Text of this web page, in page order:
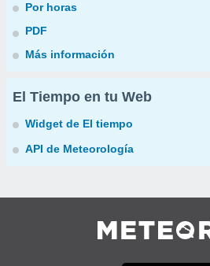
Por horas
PDF
Más información
El Tiempo en tu Web
Widget de El tiempo
API de Meteorología